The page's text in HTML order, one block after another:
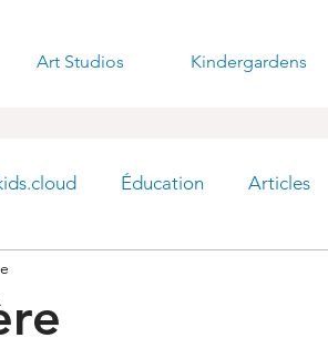
Art Studios Kindergardens
Éducation Articles